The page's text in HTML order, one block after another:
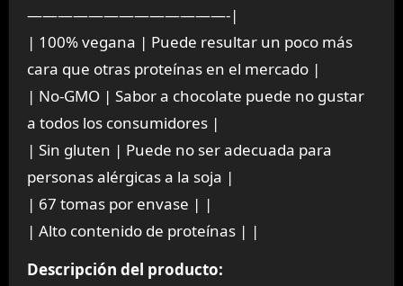
—————————————-|
| 100% vegana | Puede resultar un poco más
cara que otras proteínas en el mercado |
| No-GMO | Sabor a chocolate puede no gustar
a todos los consumidores |
| Sin gluten | Puede no ser adecuada para
personas alérgicas a la soja |
| 67 tomas por envase | |
| Alto contenido de proteínas | |
Descripción del producto: